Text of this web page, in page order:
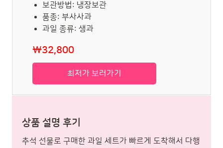
보관방법: 냉장보관
품종: 부사사과
과일 종류: 생과
₩32,800
최저가 보러가기
상품 설명 후기
추석 선물로 구매한 과일 세트가 빠르게 도착해서 다행